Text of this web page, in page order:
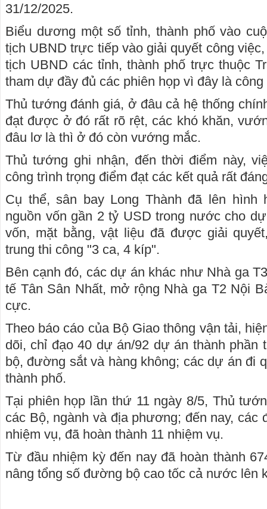
31/12/2025.
Biểu dương một số tỉnh, thành phố vào
tịch UBND trực tiếp vào giải quyết công
tịch UBND các tỉnh, thành phố trực thuộc
tham dự đầy đủ các phiên họp vì đây là
Thủ tướng đánh giá, ở đâu cả hệ thống
đạt được ở đó rất rõ rệt, các khó khăn,
đâu lơ là thì ở đó còn vướng mắc.
Thủ tướng ghi nhận, đến thời điểm này,
công trình trọng điểm đạt các kết quả rất
Cụ thể, sân bay Long Thành đã lên hình
nguồn vốn gần 2 tỷ USD trong nước cho
vốn, mặt bằng, vật liệu đã được giải
trung thi công "3 ca, 4 kíp".
Bên cạnh đó, các dự án khác như Nhà ga
tế Tân Sân Nhất, mở rộng Nhà ga T2 Nội
cực.
Theo báo cáo của Bộ Giao thông vận tải,
dõi, chỉ đạo 40 dự án/92 dự án thành
bộ, đường sắt và hàng không; các dự án đi
thành phố.
Tại phiên họp lần thứ 11 ngày 8/5, Thủ
các Bộ, ngành và địa phương; đến nay, các
nhiệm vụ, đã hoàn thành 11 nhiệm vụ.
Từ đầu nhiệm kỳ đến nay đã hoàn thành
nâng tổng số đường bộ cao tốc cả nước lên